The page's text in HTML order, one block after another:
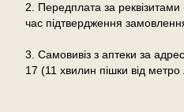
2. Передплата за
час підтвердження
3. Самовивіз з аптеки за
17 (11 хвилин пішки від метро